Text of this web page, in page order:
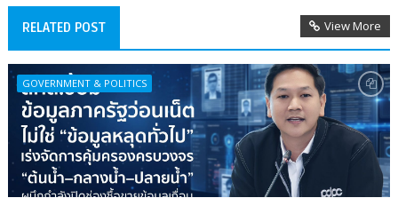
RELATED POST View More
GOVERNMENT & POLITICS